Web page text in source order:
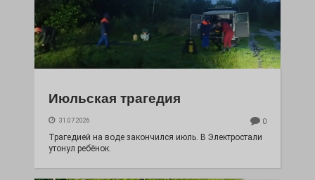
Июльская трагедия
31.07.2026 0
Трагедией на воде закончился июль. В Электростали
утонул ребёнок.